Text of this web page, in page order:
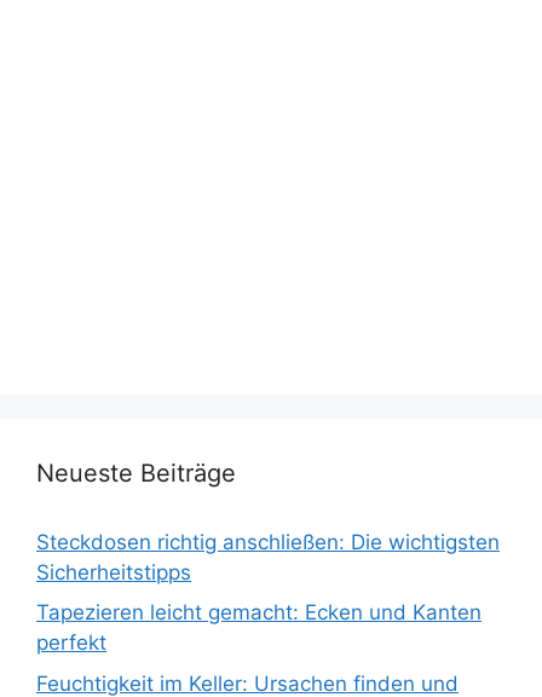
Neueste Beiträge
Steckdosen richtig anschließen: Die wichtigsten
Sicherheitstipps
Tapezieren leicht gemacht: Ecken und Kanten
perfekt
Feuchtigkeit im Keller: Ursachen finden und